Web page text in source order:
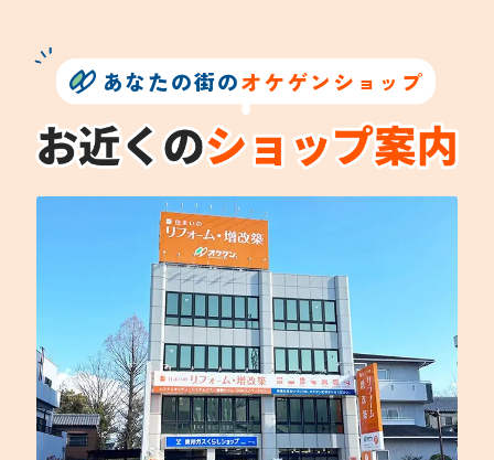
あなたの街のオケゲンショップ